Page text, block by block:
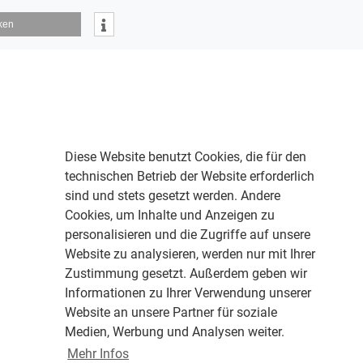
Diese Website benutzt Cookies, die für den
technischen Betrieb der Website erforderlich
sind und stets gesetzt werden. Andere
Cookies, um Inhalte und Anzeigen zu
personalisieren und die Zugriffe auf unsere
Website zu analysieren, werden nur mit Ihrer
Zustimmung gesetzt. Außerdem geben wir
Informationen zu Ihrer Verwendung unserer
Website an unsere Partner für soziale
Medien, Werbung und Analysen weiter.
Mehr Infos